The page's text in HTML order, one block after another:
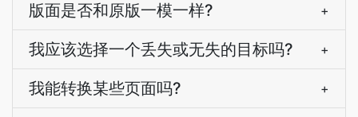
版面是否和原版一模一样? +
我应该选择一个丢失或无失的目标吗? +
我能转换某些页面吗? +